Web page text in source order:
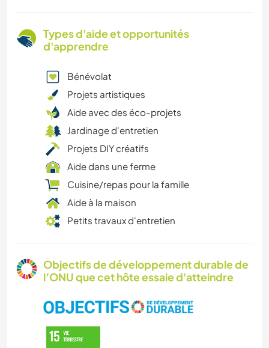
Types d'aide et opportunités
d'apprendre
Bénévolat
Projets artistiques
Aide avec des éco-projets
Jardinage d'entretien
Projets DIY créatifs
Aide dans une ferme
Cuisine/repas pour la famille
Aide à la maison
Petits travaux d'entretien
Objectifs de développement durable de
l’ONU que cet hôte essaie d'atteindre